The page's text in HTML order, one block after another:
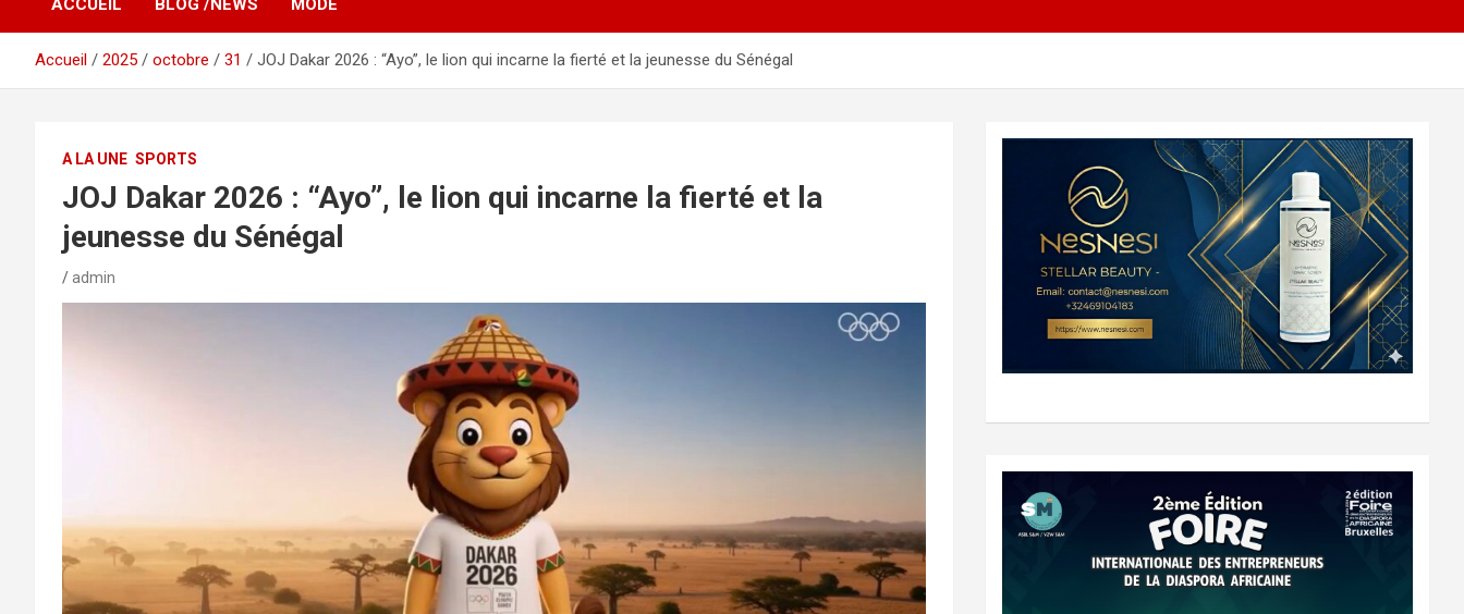
ACCUEIL BLOG /NEWS MODE
Accueil 2025 octobre 31 JOJ Dakar 2026 : “Ayo”, le lion qui incarne la fierté et la jeunesse du Sénégal
A LA UNE SPORTS
JOJ Dakar 2026 : “Ayo”, le lion qui incarne la fierté et la
jeunesse du Sénégal
admin